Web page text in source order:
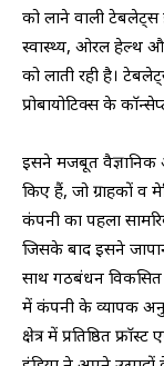
को लाने वाली टेबलेट्स
स्वास्थ्य, ओरल हेल्थ
को लाती रही है।
प्रोबायोटिक्स के
इसने मजबूत वैज्ञानिक
किए हैं, जो ग्राहकों व
कंपनी का पहला
जिसके बाद इसने
साथ गठबंधन विकसित
में कंपनी के व्यापक
क्षेत्र में प्रतिष्ठित